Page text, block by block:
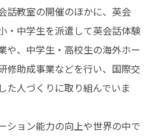
話教室の開催のほかに、英会
・中学生を派遣して英会話体験
や、中学生・高校生の海外ホー
修助成事業などを行い、国際交
た人づくりに取り組んでいま
ション能力の向上や世界の中で